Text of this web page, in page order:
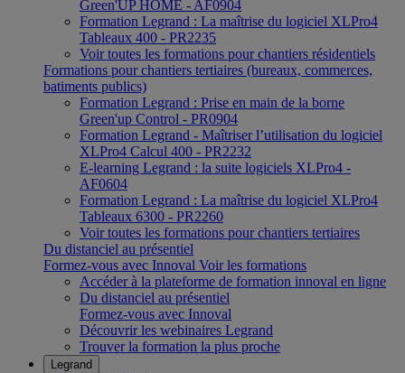
Green'UP HOME - AF0904
Formation Legrand : La maîtrise du logiciel XLPro4
Tableaux 400 - PR2235
Voir toutes les formations pour chantiers résidentiels
Formations pour chantiers tertiaires (bureaux, commerces,
batiments publics)
Formation Legrand : Prise en main de la borne
Green'up Control - PR0904
Formation Legrand - Maîtriser l’utilisation du logiciel
XLPro4 Calcul 400 - PR2232
E-learning Legrand : la suite logiciels XLPro4 -
AF0604
Formation Legrand : La maîtrise du logiciel XLPro4
Tableaux 6300 - PR2260
Voir toutes les formations pour chantiers tertiaires
Du distanciel au présentiel
Formez-vous avec Innoval Voir les formations
Accéder à la plateforme de formation innoval en ligne
Du distanciel au présentiel
Formez-vous avec Innoval
Découvrir les webinaires Legrand
Trouver la formation la plus proche
Legrand